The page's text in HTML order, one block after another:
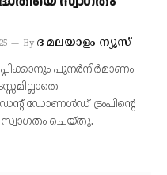
By ദ മലയാളം ന്യൂസ്
പുനർനിർമാണം
ഡോണൾഡ് ട്രംപിന്റെ
സ്വാഗതം ചെയ്തു.